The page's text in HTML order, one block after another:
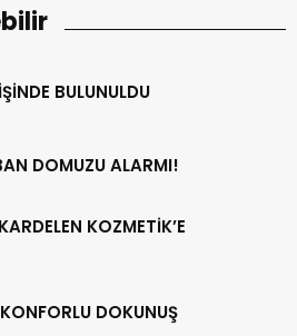
BULUNULDU
DOMUZU ALARMI!
KOZMETİK’E
DOKUNUŞ